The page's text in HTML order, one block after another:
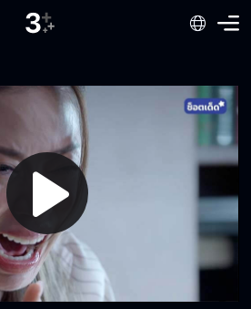
Play
Video
ชินใจเย็นก่อน
เพราะตะวันอยู่ในนี้ อยู่ในหัวใจของเรา
เราจะไม่มีวันลืมคนที่เรารัก